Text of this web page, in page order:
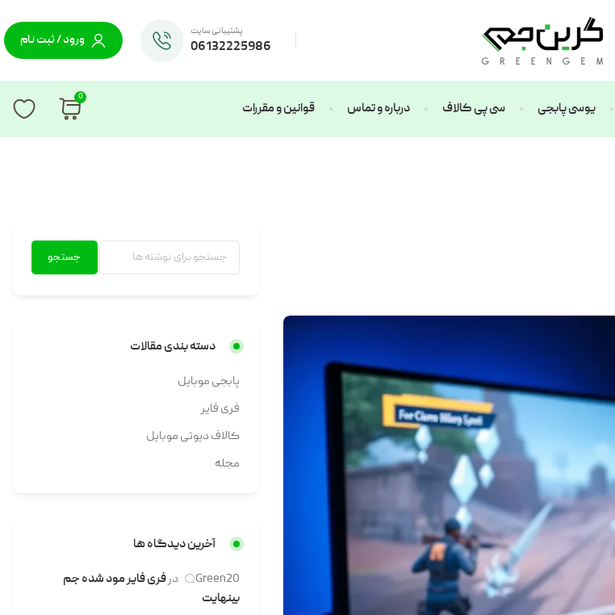
پشتیبانی سایت
06132225986 ورود / ثبت نام
یوسی پابجی سی پی کالاف درباره و تماس قوانین و مقررات
0
جستجو
دسته بندی مقالات
پابجی موبایل
فری فایر
کالاف دیوتی موبایل
مجله
آخرین دیدگاه ها
Green20
درفری فایر مود شده جم
بینهایت